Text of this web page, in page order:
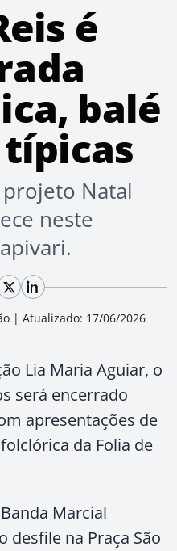
é
balé
Natal
neste
| Atualizado: 17/06/2026
Lia Maria Aguiar, o
será encerrado
apresentações de
da Folia de
Marcial
desfile na Praça São